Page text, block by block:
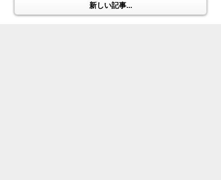
新しい記事...